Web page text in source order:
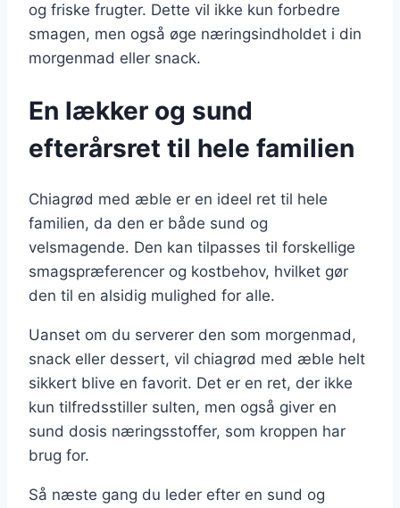
og friske frugter. Dette vil ikke kun forbedre
smagen, men også øge næringsindholdet i din
morgenmad eller snack.
En lækker og sund
efterårsret til hele familien
Chiagrød med æble er en ideel ret til hele
familien, da den er både sund og
velsmagende. Den kan tilpasses til forskellige
smagspræferencer og kostbehov, hvilket gør
den til en alsidig mulighed for alle.
Uanset om du serverer den som morgenmad,
snack eller dessert, vil chiagrød med æble helt
sikkert blive en favorit. Det er en ret, der ikke
kun tilfredsstiller sulten, men også giver en
sund dosis næringsstoffer, som kroppen har
brug for.
Så næste gang du leder efter en sund og